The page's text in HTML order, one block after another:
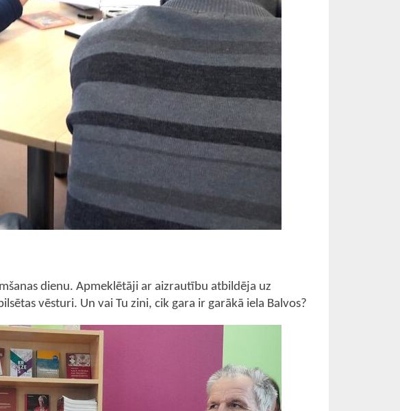
dienu. Apmeklētāji ar aizrautību atbildēja uz
vēsturi. Un vai Tu zini, cik gara ir garākā iela Balvos?